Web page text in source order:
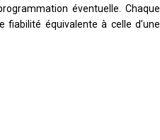
éventuelle. Chaque
équivalente à celle d’une